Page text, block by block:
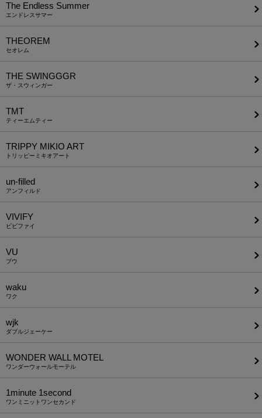
The Endless Summer
エンドレスサマー
THEOREM
セオレム
THE SWINGGGR
ザ・スウィンガー
TMT
ティーエムティー
TRIPPY MIKIO ART
トリッピーミキオアート
un-filled
アンフィルド
VIVIFY
ビビファイ
VU
ブウ
waku
ワク
wjk
ダブルジェーケー
WONDER WALL MOTEL
ワンダーウォールモーテル
1minute​ 1second
ワンミニットワンセカンド